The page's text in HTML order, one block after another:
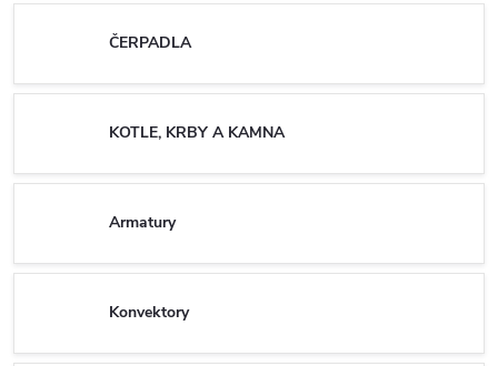
ČERPADLA
KOTLE, KRBY A KAMNA
Armatury
Konvektory